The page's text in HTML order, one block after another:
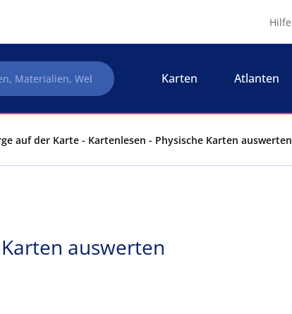
Hilfe
Karten Atlanten
auf der Karte - Kartenlesen - Physische Karten auswerten
auswerten